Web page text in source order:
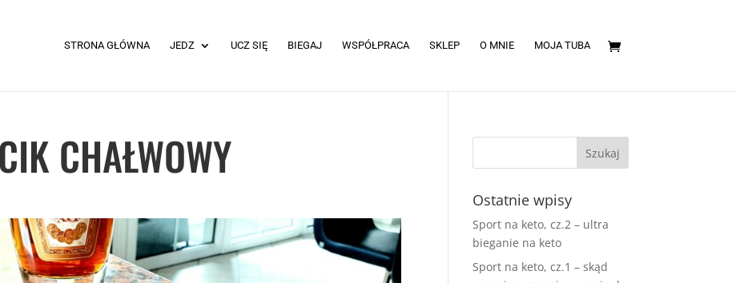
STRONA GŁÓWNA JEDZ UCZ SIĘ BIEGAJ WSPÓŁPRACA SKLEP O MNIE MOJA TUBA
CHAŁWOWY
Ostatnie wpisy
Sport na keto, cz.2 – ultra
bieganie na keto
Sport na keto, cz.1 – skąd